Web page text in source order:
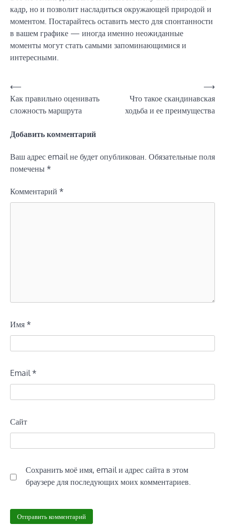
кадр, но и позволит насладиться окружающей природой и
моментом. Постарайтесь оставить место для спонтанности
в вашем графике — иногда именно неожиданные
моменты могут стать самыми запоминающимися и
интересными.
Навигация
по
⟵
Как правильно оценивать
сложность маршрута
Что такое скандинавская
ходьба и ее преимущества
⟶
Добавить комментарий
Ваш адрес email не будет опубликован. Обязательные поля
помечены *
Комментарий *
Имя *
Email*
Сайт
Сохранить моё имя, email и адрес сайта в этом
браузере для последующих моих комментариев.